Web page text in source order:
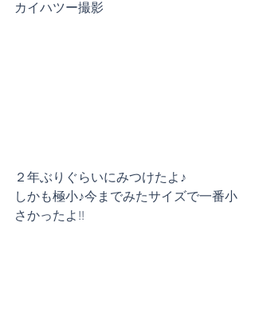
カイハツー撮影
２年ぶりぐらいにみつけたよ♪
しかも極小♪今までみたサイズで一番小
さかったよ!!